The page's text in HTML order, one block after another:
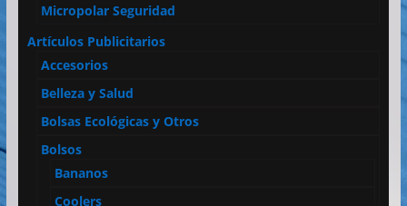
Micropolar Seguridad
Artículos Publicitarios
Accesorios
Belleza y Salud
Bolsas Ecológicas y Otros
Bolsos
Bananos
Coolers